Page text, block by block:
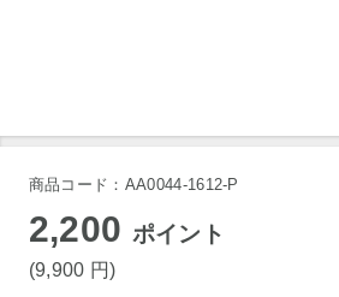
商品コード：AA0044-1612-P
2,200 ポイント
(9,900 円)